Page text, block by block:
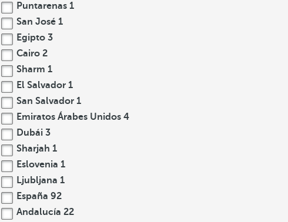
Puntarenas 1
San José 1
Egipto 3
Cairo 2
Sharm 1
El Salvador 1
San Salvador 1
Emiratos Árabes Unidos 4
Dubái 3
Sharjah 1
Eslovenia 1
Ljubljana 1
España 92
Andalucía 22